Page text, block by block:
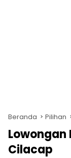
Beranda Pilihan
Lowongan
Cilacap